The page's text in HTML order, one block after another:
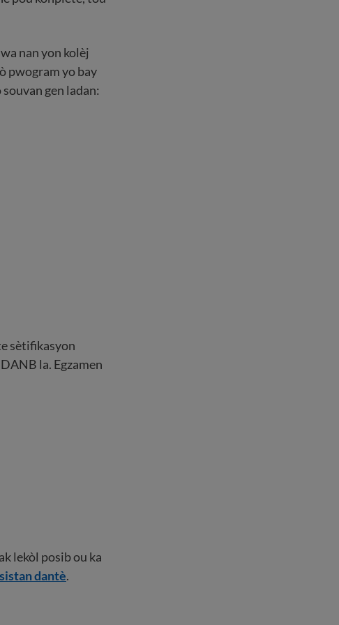
nan yon kolèj
pwogram yo bay
gen ladan:
sètifikasyon
la. Egzamen
lekòl posib ou ka
dantè.